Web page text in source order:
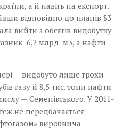
а й навіть на експорт.
відповідно до планів $3
вийти з обсягів видобутку
6,2 млрд м3, а нафти —
— видобуто лише трохи
газу й 8,5 тис. тонн нафти
— Семенівського. У 2011-
не передбачається —
виробнича